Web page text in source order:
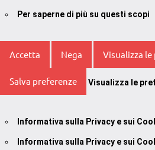
Per saperne di più su questi scopi
Accetta Nega Visualizza
Salva preferenze Visualizza le
Informativa sulla Privacy e sui
Informativa sulla Privacy e sui